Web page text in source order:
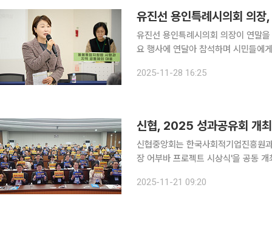
유진선 용인특례시의회 의장이 연말
요 행사에 연달아 참석하며 시민들에
용인시 마을공동체지원센터 다목적
2025-11-28 16:25
신협, 2025 성과공유회 개
신협중앙회는 한국사회적기업진흥
장 어부바 프로젝트 시상식'을 공동 개최했다고 21일 밝혔다
2025-11-21 09:20